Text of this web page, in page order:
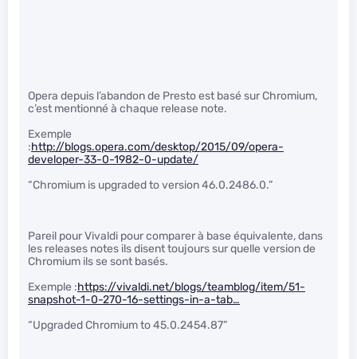
Opera depuis l’abandon de Presto est basé sur Chromium,
c’est mentionné à chaque release note.
Exemple
:http://blogs.opera.com/desktop/2015/09/opera-
developer-33-0-1982-0-update/
“Chromium is upgraded to version 46.0.2486.0.”
Pareil pour Vivaldi pour comparer à base équivalente, dans
les releases notes ils disent toujours sur quelle version de
Chromium ils se sont basés.
Exemple :https://vivaldi.net/blogs/teamblog/item/51-
snapshot-1-0-270-16-settings-in-a-tab…
“Upgraded Chromium to 45.0.2454.87”